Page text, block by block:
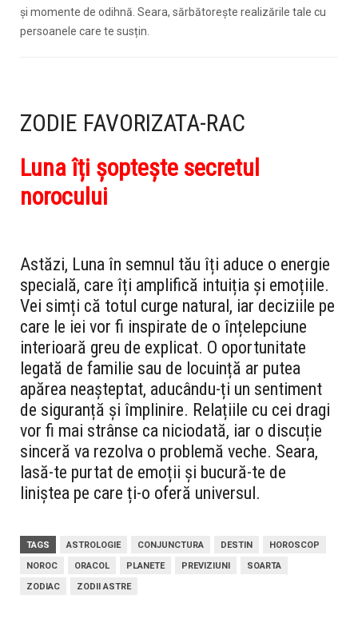
și momente de odihnă. Seara, sărbătorește realizările tale cu
persoanele care te susțin.
ZODIE FAVORIZATA-RAC
Luna îți șoptește secretul
norocului
Astăzi, Luna în semnul tău îți aduce o energie
specială, care îți amplifică intuiția și emoțiile.
Vei simți că totul curge natural, iar deciziile pe
care le iei vor fi inspirate de o înțelepciune
interioară greu de explicat. O oportunitate
legată de familie sau de locuință ar putea
apărea neașteptat, aducându-ți un sentiment
de siguranță și împlinire. Relațiile cu cei dragi
vor fi mai strânse ca niciodată, iar o discuție
sinceră va rezolva o problemă veche. Seara,
lasă-te purtat de emoții și bucură-te de
liniștea pe care ți-o oferă universul.
TAGS ASTROLOGIE CONJUNCTURA DESTIN
HOROSCOP
NOROC
ORACOL PLANETE PREVIZIUNI
SOARTA
ZODIAC
ZODII ASTRE